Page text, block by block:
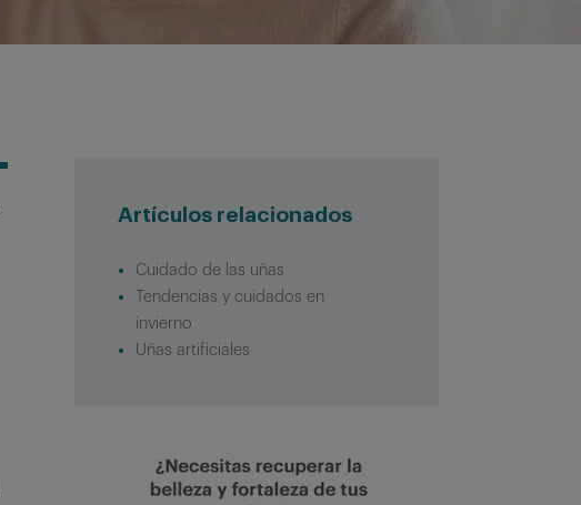
Artículos relacionados
Cuidado de las uñas
Tendencias y cuidados en
invierno
Uñas artificiales